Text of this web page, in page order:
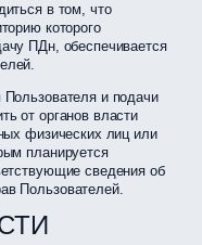
в том, что
которого
ПДн, обеспечивается
и подачи
от органов власти
физических лиц или
планируется
сведения об
Пользователей.